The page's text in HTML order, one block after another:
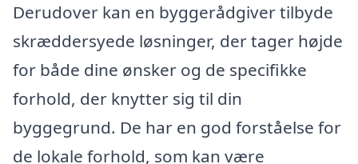
Derudover kan en byggerådgiver tilbyde
skræddersyede løsninger, der tager højde
for både dine ønsker og de specifikke
forhold, der knytter sig til din
byggegrund. De har en god forståelse for
de lokale forhold, som kan være